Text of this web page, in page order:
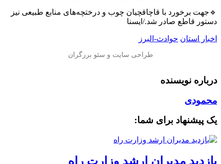
🔹جهت برخورد با قاچاقچیان چوب و درختچه‌های منابع طبیعی نیز
دستور قاطع صادر شد./ایسنا
اخبار استان حوادث-البرز
درباره نویسنده
محمودی
یک پیشنهاد برای شما:
بازدید مدیران ارشد وزارت راه